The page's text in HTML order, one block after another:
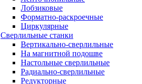
Лобзиковые
Форматно-раскроечные
Циркулярные
Сверлильные станки
Вертикально-сверлильные
На магнитной подошве
Настольные сверлильные
Радиально-сверлильные
Редукторные